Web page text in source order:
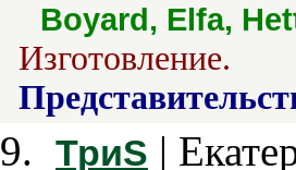
Boyard, Elfa,
Изготовление.
9. ТриS |